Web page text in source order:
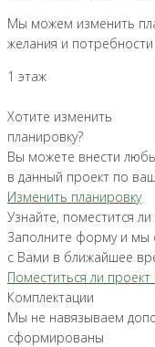
Мы можем изменить
желания и потребности
1 этаж
Хотите изменить
планировку?
Вы можете внести
в данный проект по
Изменить планировку
Узнайте, поместится
Заполните форму и мы
с Вами в ближайшее
Поместиться ли
Комплектации
Мы не навязываем
сформированы